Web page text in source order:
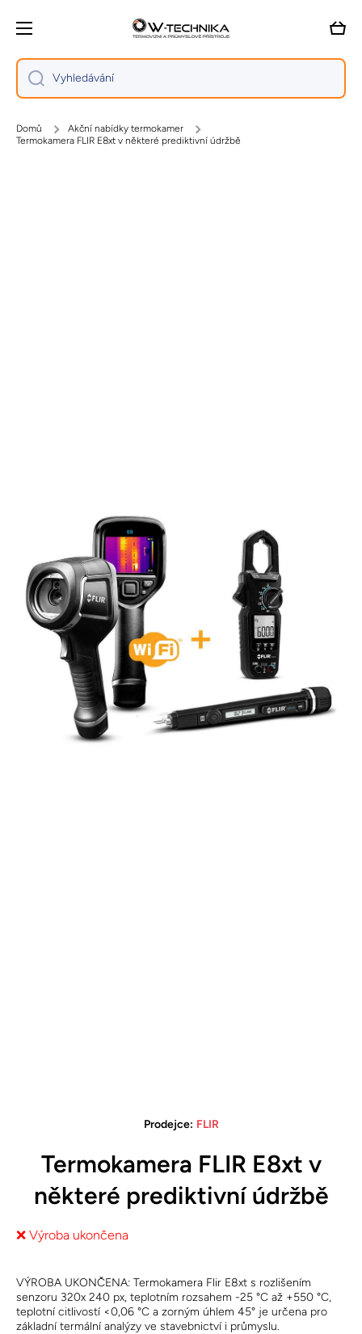
Přejít na obsah
Vozík
Vyhledávání
Domů
Akční nabídky termokamer
Termokamera FLIR E8xt v některé prediktivní údržbě
Prodejce: FLIR
Termokamera FLIR E8xt v
některé prediktivní údržbě
❌ Výroba ukončena
VÝROBA UKONČENA: Termokamera Flir E8xt s rozlišením
senzoru 320x 240 px, teplotním rozsahem -25 °C až +550 °C,
teplotní citlivostí <0,06 °C a zorným úhlem 45° je určena pro
základní termální analýzy ve stavebnictví i průmyslu.